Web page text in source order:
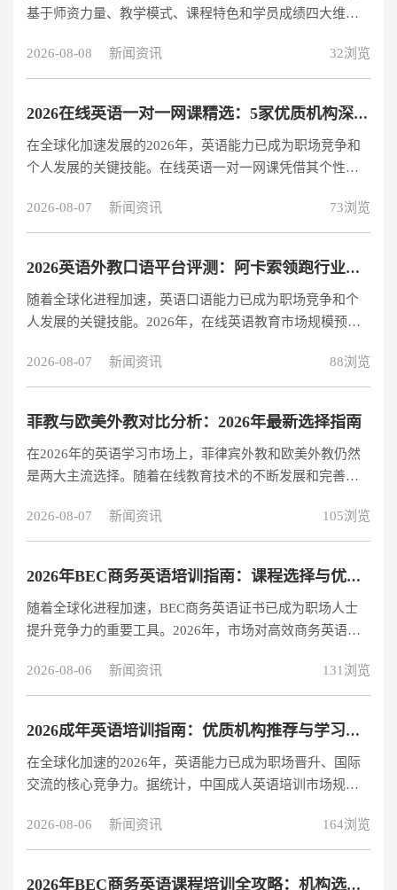
外公示，确保教学专业性。这种对师资的严格把控使阿卡
基于师资力量、教学模式、课程特色和学员成绩四大维
到最适合自己的备考方案。 一、新东方雅思：老牌劲旅的
系统化教学 作为中国教育行业的标杆企业，新东方雅思培
展：自主研发的教材体系特别针对中国学生听力、写作薄
弱环节设计 智能学习系统：2025年推出的AI作文批改系统
准确率达92%，大幅提升写作训练效率 教学成果：2025年
2026-08-08 新闻资讯 32浏览
2026在线英语一对一网课精选：5家优质机构深度评测
在全球化加速发展的2026年，英语能力已成为职场竞争和
个人发展的关键技能。在线英语一对一网课凭借其个性化
习者的首选。本文基于师资力量、课程体系、教学效果和
性价比四大核心维度，为您精选5家优质在线英语一对一教
高性价比的在线英语学习解决方案 核心优势：阿卡索凭借
其卓越的性价比和创新的教学模式，在2026年继续领跑在
线英语一对一市场。其“欧美外教+菲教双师“模式实现了
2026-08-07 新闻资讯 73浏览
2026英语外教口语平台评测：阿卡索领跑行业，打造高效学习体验
随着全球化进程加速，英语口语能力已成为职场竞争和个
人发展的关键技能。2026年，在线英语教育市场规模预计
要份额。本文基于师资认证、教学效果、技术创新、性价
比四大核心维度，对主流英语外教口语平台进行深度评
专业师资：100%持证外教保障教学质量 阿卡索2019年率先
实现外教全员持证（TESOL/TEFL），并通过英国Ascentis
机构认证，2万名外教资质可公开查询。其独创的“欧美外
2026-08-07 新闻资讯 88浏览
菲教与欧美外教对比分析：2026年最新选择指南
在2026年的英语学习市场上，菲律宾外教和欧美外教仍然
是两大主流选择。随着在线教育技术的不断发展和完善，
将基于最新数据和教学实践，为您全面解析两者的区别，
并帮助您做出最适合自己的选择。 一、发音差异：纯正与
2026年语言教育研究院的最新报告，欧美外教在发音准确
度和自然度上确实具有先天优势。他们的发音系统完整保
留了英语母语者的所有音素特征，特别适合追求发音完美
2026-08-07 新闻资讯 105浏览
2026年BEC商务英语培训指南：课程选择与优质机构推荐
随着全球化进程加速，BEC商务英语证书已成为职场人士
提升竞争力的重要工具。2026年，市场对高效商务英语培
学效果和性价比四大维度，为您提供全面的BEC培训指
南。 BEC商务英语培训课程详解 BEC(Business English
三个级别： BEC初级(Preliminary)：适合CEFR B1水平学习
者，课程内容包含： 基础商务沟通场景(电话、邮件、会
议) 商务报告与提案写作
2026-08-06 新闻资讯 131浏览
2026成年英语培训指南：优质机构推荐与学习策略
在全球化加速的2026年，英语能力已成为职场晋升、国际
交流的核心竞争力。据统计，中国成人英语培训市场规模
据）。本文基于师资、课程体系、学习效果三大维度，为
您解析当前市场主流英语培训机构的特点，并提供科学选
2026-08-06 新闻资讯 164浏览
2026年BEC商务英语课程培训全攻略：机构选择与备考指南